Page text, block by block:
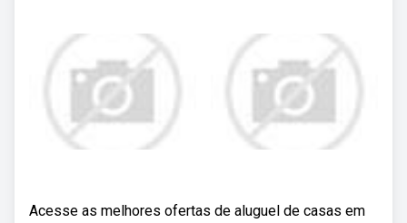
Acesse as melhores ofertas de aluguel de casas em